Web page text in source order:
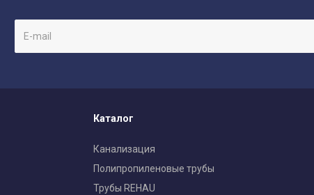
Каталог
Канализация
Полипропиленовые трубы
Трубы REHAU